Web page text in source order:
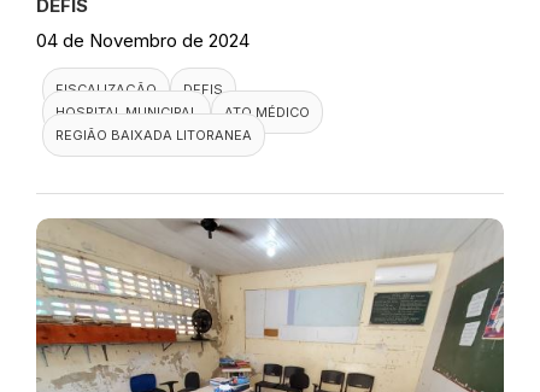
DEFIS
04 de Novembro de 2024
FISCALIZAÇÃO
DEFIS
HOSPITAL MUNICIPAL
ATO MÉDICO
REGIÃO BAIXADA LITORANEA